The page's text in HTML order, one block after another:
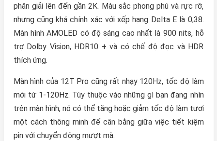
phân giải lên đến gần 2K. Màu sắc phong phú và rực rỡ,
nhưng cũng khá chính xác với xếp hạng Delta E là 0,38.
Màn hình AMOLED có độ sáng cao nhất là 900 nits, hỗ
trợ Dolby Vision, HDR10 + và có chế độ đọc và HDR
thích ứng.
Màn hình của 12T Pro cũng rất nhạy 120Hz, tốc độ làm
mới từ 1-120Hz. Tùy thuộc vào những gì bạn đang nhìn
trên màn hình, nó có thể tăng hoặc giảm tốc độ làm tươi
một cách thông minh để cân bằng giữa việc tiết kiệm
pin với chuyển động mượt mà.